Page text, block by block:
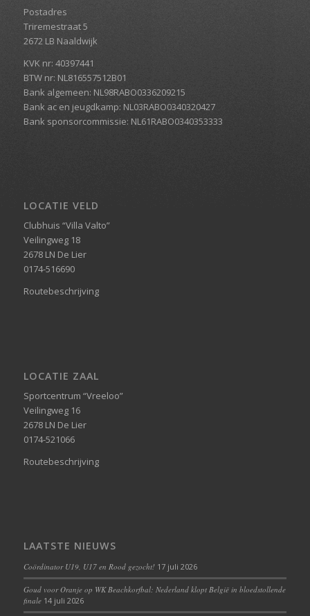
Postadres
Triremestraat 5
2672 LB Naaldwijk
KVK nr: 40397441
BTW nr: NL816557512B01
Bank algemeen: NL98RABO0336209215
Bank ac en jeugdkamp: NL03RABO0340320427
Bank sponsorcommissie: NL61RABO0340353333
LOCATIE VELD
Clubhuis “Villa Valto”
Veilingweg 18
2678 LN De Lier
0174-516690
Routebeschrijving
LOCATIE ZAAL
Sportcentrum “Vreeloo”
Veilingweg 16
2678 LN De Lier
0174-521066
Routebeschrijving
LAATSTE NIEUWS
Coördinator U19, U17 en Rood gezocht! 17 juli 2026
Goud voor Oranje op WK Beachkorfbal: Nederland klopt België in bloedstollende
finale 14 juli 2026